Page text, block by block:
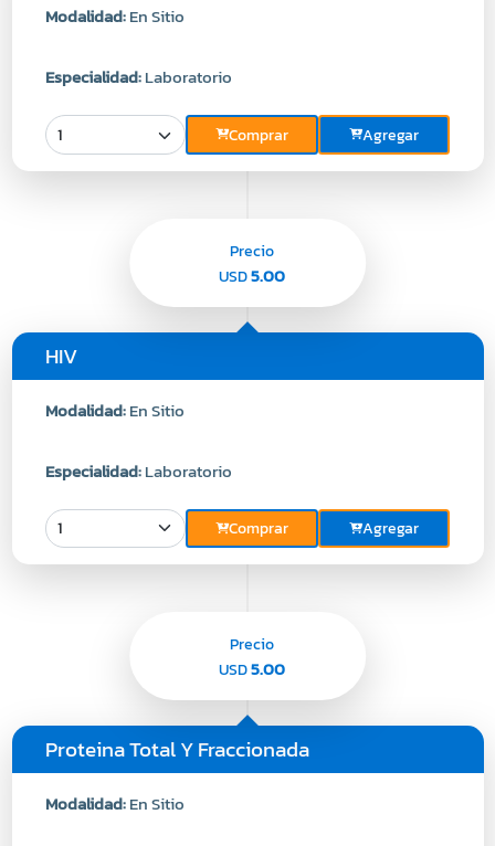
Modalidad:En Sitio
Especialidad:Laboratorio
Comprar Agregar
HIV
Modalidad:En Sitio
Especialidad:Laboratorio
Comprar Agregar
Precio
USD5.00
Proteina Total Y Fraccionada
Modalidad:En Sitio
Precio
USD5.00